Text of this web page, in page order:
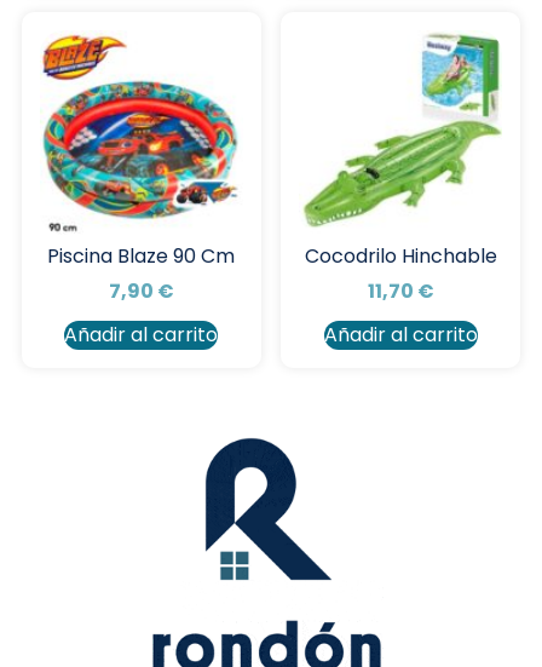
Piscina Blaze 90 Cm
7,90 €
Añadir al carrito
Cocodrilo Hinchable
11,70 €
Añadir al carrito